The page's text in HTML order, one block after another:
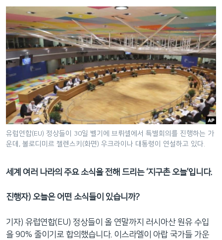
로
이
동
메
인
네
비
게
이
션
으
이
검
으
로
언어 선택
유럽연합(EU) 정상들이 30일 벨기에 브뤼셀에서 특별회의를 진행하는 가
운데, 볼로디미르 젤렌스키(화면) 우크라이나 대통령이 연설하고 있다.
세계 여러 나라의 주요 소식을 전해 드리는 ‘지구촌 오늘’입니다.
진행자) 오늘은 어떤 소식들이 있습니까?
기자) 유럽연합(EU) 정상들이 올 연말까지 러시아산 원유 수입
을 90% 줄이기로 합의했습니다. 이스라엘이 아랍 국가들 가운